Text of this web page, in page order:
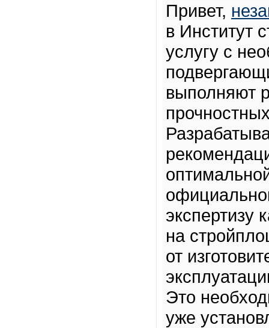
Привет,
в Институт
услугу с
выполняют
экспертизу
на
от
Это
уже